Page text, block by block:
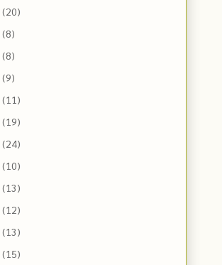
(20)
(8)
(8)
(9)
(11)
(19)
(24)
(10)
(13)
(12)
(13)
(15)